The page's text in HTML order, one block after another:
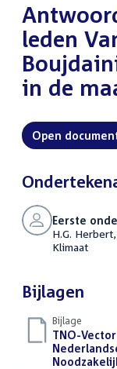
leden
in de
Open
Eerste
H.G.
Klimaat
Bijlagen
Bijlage
Download
bestand:
TNO-